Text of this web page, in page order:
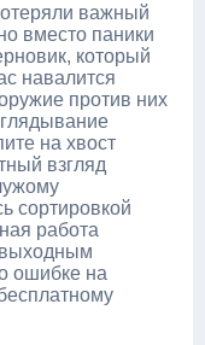
важный
вместо паники
который
навалится
против них
на хвост
взгляд
сортировкой
работа
выходным
ошибке на